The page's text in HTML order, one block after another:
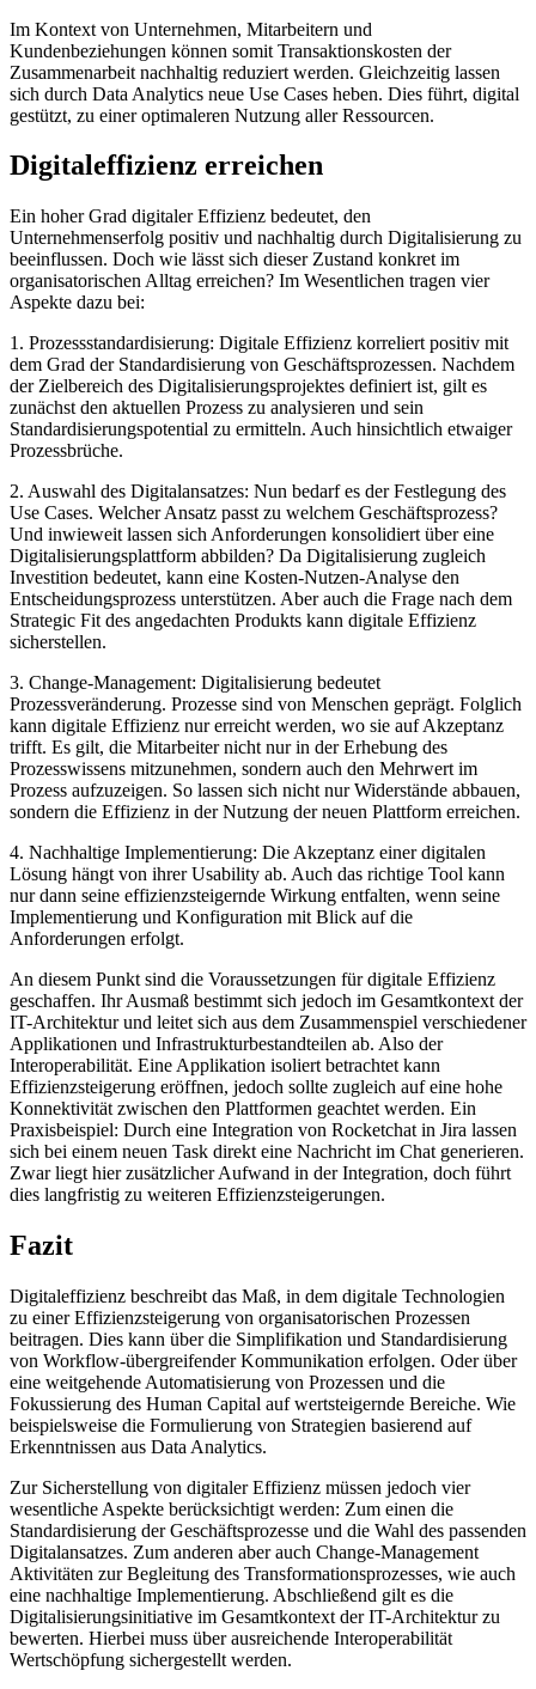
Im Kontext von Unternehmen, Mitarbeitern und
Kundenbeziehungen können somit Transaktionskosten der
Zusammenarbeit nachhaltig reduziert werden. Gleichzeitig lassen
sich durch Data Analytics neue Use Cases heben. Dies führt, digital
gestützt, zu einer optimaleren Nutzung aller Ressourcen.
Digitaleffizienz erreichen
Ein hoher Grad digitaler Effizienz bedeutet, den
Unternehmenserfolg positiv und nachhaltig durch Digitalisierung zu
beeinflussen. Doch wie lässt sich dieser Zustand konkret im
organisatorischen Alltag erreichen? Im Wesentlichen tragen vier
Aspekte dazu bei:
1. Prozessstandardisierung: Digitale Effizienz korreliert positiv mit
dem Grad der Standardisierung von Geschäftsprozessen. Nachdem
der Zielbereich des Digitalisierungsprojektes definiert ist, gilt es
zunächst den aktuellen Prozess zu analysieren und sein
Standardisierungspotential zu ermitteln. Auch hinsichtlich etwaiger
Prozessbrüche.
2. Auswahl des Digitalansatzes: Nun bedarf es der Festlegung des
Use Cases. Welcher Ansatz passt zu welchem Geschäftsprozess?
Und inwieweit lassen sich Anforderungen konsolidiert über eine
Digitalisierungsplattform abbilden? Da Digitalisierung zugleich
Investition bedeutet, kann eine Kosten-Nutzen-Analyse den
Entscheidungsprozess unterstützen. Aber auch die Frage nach dem
Strategic Fit des angedachten Produkts kann digitale Effizienz
sicherstellen.
3. Change-Management: Digitalisierung bedeutet
Prozessveränderung. Prozesse sind von Menschen geprägt. Folglich
kann digitale Effizienz nur erreicht werden, wo sie auf Akzeptanz
trifft. Es gilt, die Mitarbeiter nicht nur in der Erhebung des
Prozesswissens mitzunehmen, sondern auch den Mehrwert im
Prozess aufzuzeigen. So lassen sich nicht nur Widerstände abbauen,
sondern die Effizienz in der Nutzung der neuen Plattform erreichen.
4. Nachhaltige Implementierung: Die Akzeptanz einer digitalen
Lösung hängt von ihrer Usability ab. Auch das richtige Tool kann
nur dann seine effizienzsteigernde Wirkung entfalten, wenn seine
Implementierung und Konfiguration mit Blick auf die
Anforderungen erfolgt.
An diesem Punkt sind die Voraussetzungen für digitale Effizienz
geschaffen. Ihr Ausmaß bestimmt sich jedoch im Gesamtkontext der
IT-Architektur und leitet sich aus dem Zusammenspiel verschiedener
Applikationen und Infrastrukturbestandteilen ab. Also der
Interoperabilität. Eine Applikation isoliert betrachtet kann
Effizienzsteigerung eröffnen, jedoch sollte zugleich auf eine hohe
Konnektivität zwischen den Plattformen geachtet werden. Ein
Praxisbeispiel: Durch eine Integration von Rocketchat in Jira lassen
sich bei einem neuen Task direkt eine Nachricht im Chat generieren.
Zwar liegt hier zusätzlicher Aufwand in der Integration, doch führt
dies langfristig zu weiteren Effizienzsteigerungen.
Fazit
Digitaleffizienz beschreibt das Maß, in dem digitale Technologien
zu einer Effizienzsteigerung von organisatorischen Prozessen
beitragen. Dies kann über die Simplifikation und Standardisierung
von Workflow-übergreifender Kommunikation erfolgen. Oder über
eine weitgehende Automatisierung von Prozessen und die
Fokussierung des Human Capital auf wertsteigernde Bereiche. Wie
beispielsweise die Formulierung von Strategien basierend auf
Erkenntnissen aus Data Analytics.
Zur Sicherstellung von digitaler Effizienz müssen jedoch vier
wesentliche Aspekte berücksichtigt werden: Zum einen die
Standardisierung der Geschäftsprozesse und die Wahl des passenden
Digitalansatzes. Zum anderen aber auch Change-Management
Aktivitäten zur Begleitung des Transformationsprozesses, wie auch
eine nachhaltige Implementierung. Abschließend gilt es die
Digitalisierungsinitiative im Gesamtkontext der IT-Architektur zu
bewerten. Hierbei muss über ausreichende Interoperabilität
Wertschöpfung sichergestellt werden.